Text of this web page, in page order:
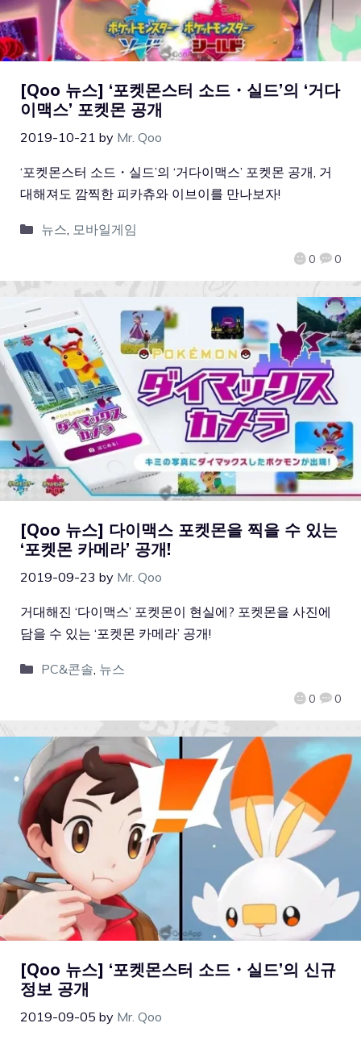
[Qoo 뉴스] ‘포켓몬스터 소드・실드’의 ‘거다
이맥스’ 포켓몬 공개
2019-10-21 by Mr. Qoo
0 0
‘포켓몬스터 소드・실드’의 ‘거다이맥스’ 포켓몬 공개, 거
대해져도 깜찍한 피카츄와 이브이를 만나보자!
뉴스 모바일게임
[Qoo 뉴스] 다이맥스 포켓몬을 찍을 수 있는
‘포켓몬 카메라’ 공개!
2019-09-23 by Mr. Qoo
0 0
거대해진 ‘다이맥스’ 포켓몬이 현실에? 포켓몬을 사진에
담을 수 있는 ‘포켓몬 카메라’ 공개!
PC&콘솔 뉴스
[Qoo 뉴스] ‘포켓몬스터 소드・실드’의 신규
정보 공개
2019-09-05 by Mr. Qoo